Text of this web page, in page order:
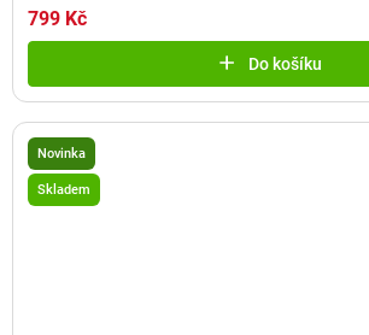
799 Kč
Do košíku
Novinka
Skladem